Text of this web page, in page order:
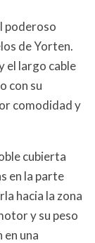
poderoso
de Yorten.
el largo cable
con su
comodidad y
cubierta
en la parte
hacia la zona
y su peso
en una